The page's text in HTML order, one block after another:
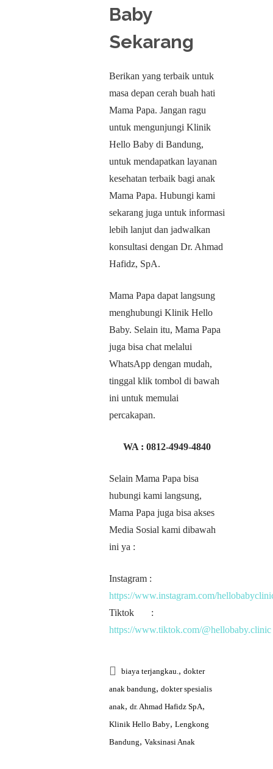
Baby
Sekarang
Berikan yang terbaik untuk
masa depan cerah buah hati
Mama Papa. Jangan ragu
untuk mengunjungi Klinik
Hello Baby di Bandung,
untuk mendapatkan layanan
kesehatan terbaik bagi anak
Mama Papa. Hubungi kami
sekarang juga untuk informasi
lebih lanjut dan jadwalkan
konsultasi dengan Dr. Ahmad
Hafidz, SpA.
Mama Papa dapat langsung
menghubungi Klinik Hello
Baby. Selain itu, Mama Papa
juga bisa chat melalui
WhatsApp dengan mudah,
tinggal klik tombol di bawah
ini untuk memulai
percakapan.
WA : 0812-4949-4840
Selain Mama Papa bisa
hubungi kami langsung,
Mama Papa juga bisa akses
Media Sosial kami dibawah
ini ya :
Instagram :
https://www.instagram.com/
Tiktok :
https://www.tiktok.com/@hellobaby.clinic
biaya terjangkau., dokter
anak bandung, dokter spesialis
anak, dr. Ahmad Hafidz SpA,
Klinik Hello Baby, Lengkong
Bandung, Vaksinasi Anak